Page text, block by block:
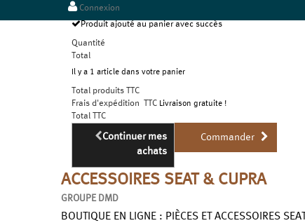
Connexion
Produit ajouté au panier avec succès
Quantité
Total
Il y a 1 article dans votre panier
Total produits TTC
Frais d'expédition TTC Livraison gratuite !
Total TTC
Continuer mes
achats
Commander
ACCESSOIRES SEAT & CUPRA
GROUPE DMD
BOUTIQUE EN LIGNE : PIÈCES ET ACCESSOIRES